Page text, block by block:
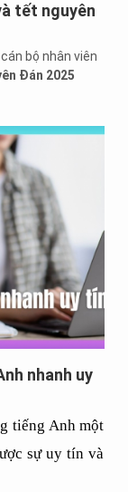
tết nguyên
bộ nhân viên
Đán 2025
nhanh uy
tiếng Anh một
sự uy tín và